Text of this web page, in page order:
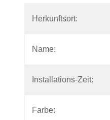
Herkunftsort:
Name:
Installations-Zeit:
Farbe: